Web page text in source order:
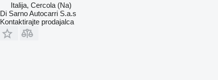
Italija, Cercola (Na)
Di Sarno Autocarri S.a.s
Kontaktirajte prodajalca